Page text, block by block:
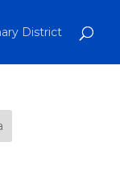
District